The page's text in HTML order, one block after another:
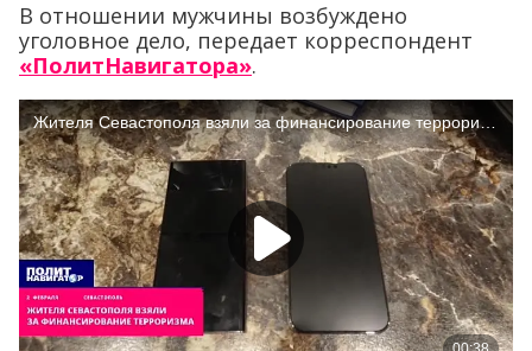
В отношении мужчины возбуждено
уголовное дело, передает корреспондент
«ПолитНавигатора».